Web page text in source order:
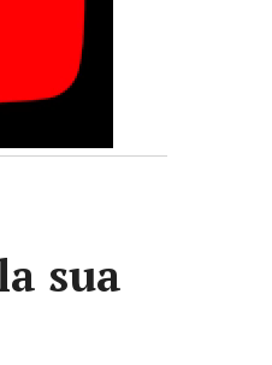
sua